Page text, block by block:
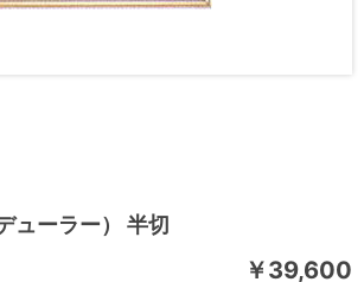
ューラー） 半切
￥39,600